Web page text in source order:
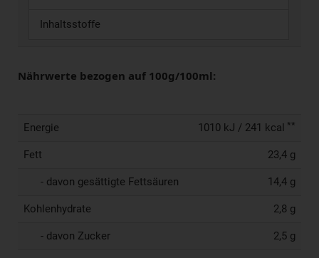
Inhaltsstoffe
Nährwerte bezogen auf 100g/100ml:
Energie 1010 kJ / 241 kcal **
Fett 23,4 g
- davon gesättigte Fettsäuren 14,4 g
Kohlenhydrate 2,8 g
- davon Zucker 2,5 g